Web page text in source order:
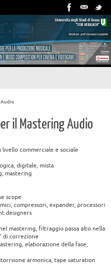
il Mastering Audio
commerciale e sociale
digitale, mista
mastering
scope
compressori, expander, processori
designers
mastering, filtraggio passa alto nella
di correzione
elaborazione della fase,
armonica, tape saturation